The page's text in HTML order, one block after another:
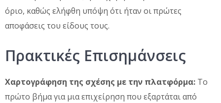
όριο, καθώς ελήφθη υπόψη ότι ήταν οι πρώτες
αποφάσεις του είδους τους.
Πρακτικές Επισημάνσεις
Χαρτογράφηση της σχέσης με την πλατφόρμα: Το
πρώτο βήμα για μια επιχείρηση που εξαρτάται από